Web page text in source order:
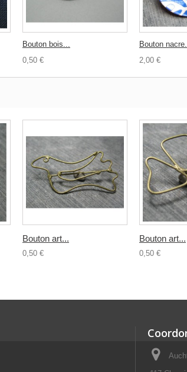
Bouton bois...
0,50 €
Bouton
2,00 €
Bouton art...
0,50 €
Bouton art...
0,50 €